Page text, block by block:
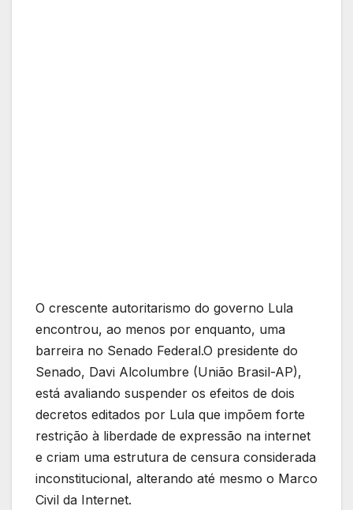
O crescente autoritarismo do governo Lula
encontrou, ao menos por enquanto, uma
barreira no Senado Federal.O presidente do
Senado, Davi Alcolumbre (União Brasil-AP),
está avaliando suspender os efeitos de dois
decretos editados por Lula que impõem forte
restrição à liberdade de expressão na internet
e criam uma estrutura de censura considerada
inconstitucional, alterando até mesmo o Marco
Civil da Internet.